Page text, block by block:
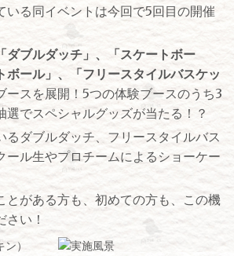
いる同イベントは今回で5回目の開催
ダブルダッチ」、「スケートボー
ボール」、「フリースタイルバスケッ
ースを展開！5つの体験ブースのうち3
選でスペシャルグッズが当たる！？
るダブルダッチ、フリースタイルバス
ール生やプロチームによるショーケー
とがある方も、初めての方も、この機
い！